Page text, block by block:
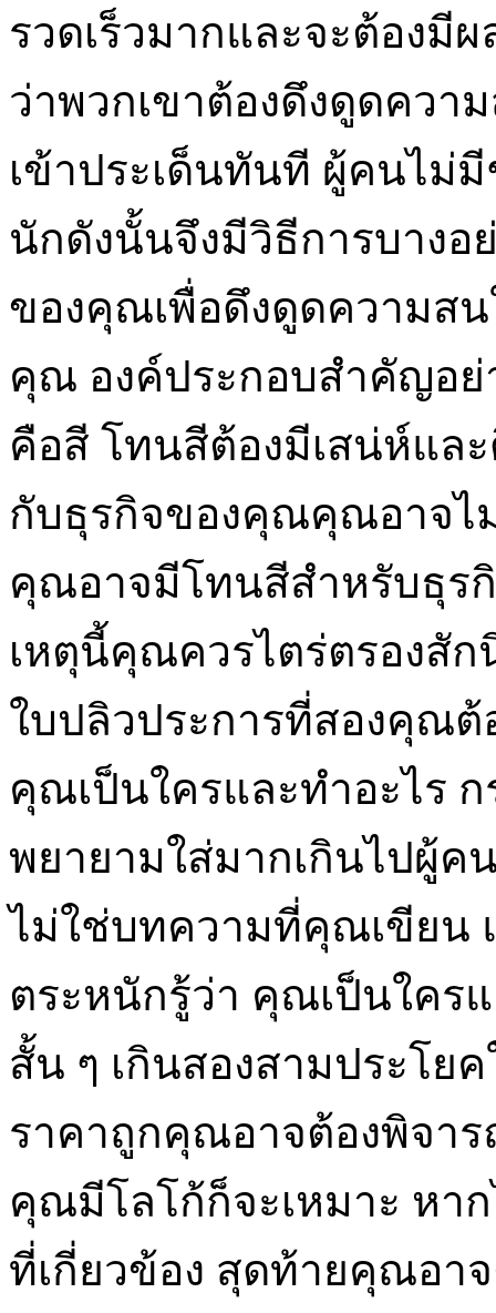
รวดเร็วมากและจะต้อง
ว่าพวกเขาต้องดึงดูดควา
เข้าประเด็นทันที ผู้คนไม่
นักดังนั้นจึงมีวิธีการบาง
ของคุณเพื่อดึงดูดความสน
คุณ องค์ประกอบสำคัญอย่
คือสี โทนสีต้องมีเสน่ห์แล
กับธุรกิจของคุณคุณอาจไ
คุณอาจมีโทนสีสำหรับธุร
เหตุนี้คุณควรไตร่ตรองสั
ใบปลิวประการที่สองคุณต้
คุณเป็นใครและทำอะไร
พยายามใส่มากเกินไปผู้ค
ไม่ใช่บทความที่คุณเขียน
ตระหนักรู้ว่า คุณเป็นใคร
สั้น ๆ เกินสองสามประโย
ราคาถูกคุณอาจต้องพิจา
คุณมีโลโก้ก็จะเหมาะ หา
ที่เกี่ยวข้อง สุดท้ายคุณอา